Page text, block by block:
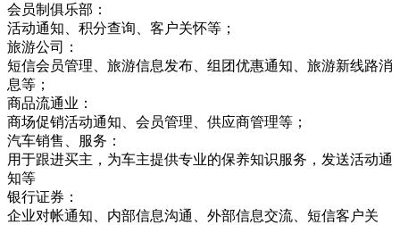
会员制俱乐部：
活动通知、积分查询、客户关怀等；
旅游公司：
短信会员管理、旅游信息发布、组团优惠通知、旅游新线路消
息等；
商品流通业：
商场促销活动通知、会员管理、供应商管理等；
汽车销售、服务：
用于跟进买主，为车主提供专业的保养知识服务，发送活动通
知等
银行证券：
企业对帐通知、内部信息沟通、外部信息交流、短信客户关